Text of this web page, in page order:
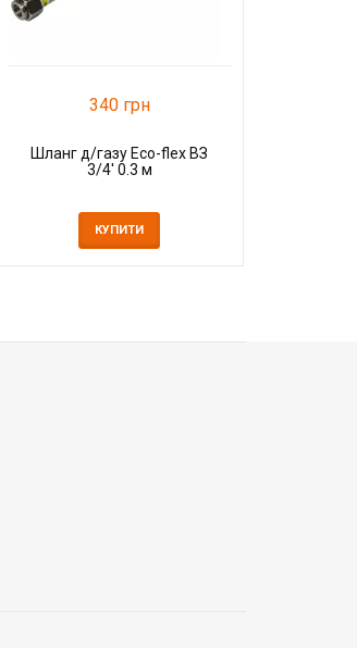
340 грн
Шланг д/газу Eco-flex ВЗ
3/4' 0.3 м
КУПИТИ